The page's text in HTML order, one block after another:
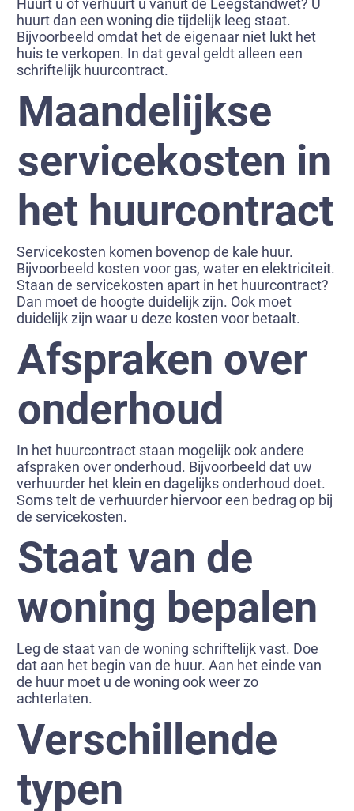
Huurt u of verhuurt u vanuit de Leegstandwet? U
huurt dan een woning die tijdelijk leeg staat.
Bijvoorbeeld omdat het de eigenaar niet lukt het
huis te verkopen. In dat geval geldt alleen een
schriftelijk huurcontract.
Maandelijkse
servicekosten in
het huurcontract
Servicekosten komen bovenop de kale huur.
Bijvoorbeeld kosten voor gas, water en elektriciteit.
Staan de servicekosten apart in het huurcontract?
Dan moet de hoogte duidelijk zijn. Ook moet
duidelijk zijn waar u deze kosten voor betaalt.
Afspraken over
onderhoud
In het huurcontract staan mogelijk ook andere
afspraken over onderhoud. Bijvoorbeeld dat uw
verhuurder het klein en dagelijks onderhoud doet.
Soms telt de verhuurder hiervoor een bedrag op bij
de servicekosten.
Staat van de
woning bepalen
Leg de staat van de woning schriftelijk vast. Doe
dat aan het begin van de huur. Aan het einde van
de huur moet u de woning ook weer zo
achterlaten.
Verschillende
typen